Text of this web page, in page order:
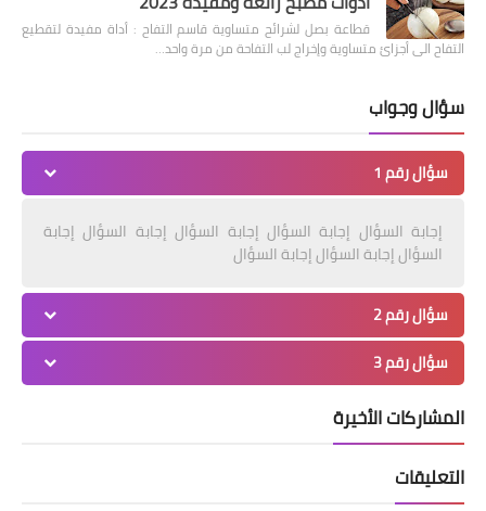
قطاعة بصل لشرائح متساوية قاسم التفاح : أداة مفيدة لتقطيع
التفاح الى أجزائ متساوية وإخراج لب التفاحة من مرة واحد…
سؤال وجواب
سؤال رقم 1
إجابة السؤال إجابة السؤال إجابة السؤال إجابة السؤال إجابة
السؤال إجابة السؤال إجابة السؤال
سؤال رقم 2
سؤال رقم 3
المشاركات الأخيرة
التعليقات